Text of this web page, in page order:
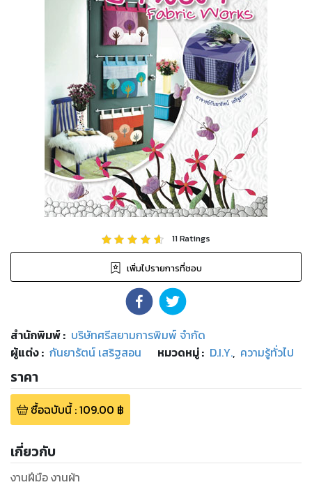
11Ratings
เพิ่มไปรายการที่ชอบ
สำนักพิมพ์: บริษัทศรีสยามการพิมพ์ จำกัด
ผู้แต่ง : กันยารัตน์ เสริฐสอน หมวดหมู่: D.I.Y., ความรู้ทั่วไป
ราคา
ซื้อฉบับนี้:109.00 ฿
เกี่ยวกับ
งานฝีมือ งานผ้า